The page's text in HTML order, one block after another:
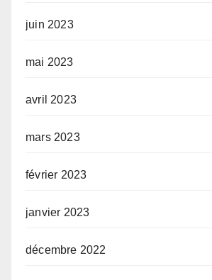
juin 2023
mai 2023
avril 2023
mars 2023
février 2023
janvier 2023
décembre 2022